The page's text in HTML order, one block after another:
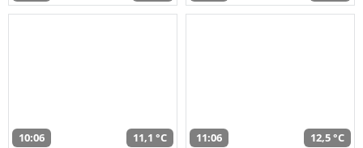
10:06 11,1 °C 11:06 12,5 °C